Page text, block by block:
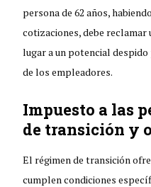
persona de 62 años,
cotizaciones, debe reclamar
lugar a un potencial
de los empleadores.
Impuesto a las
de transición y
El régimen de transición
cumplen condiciones